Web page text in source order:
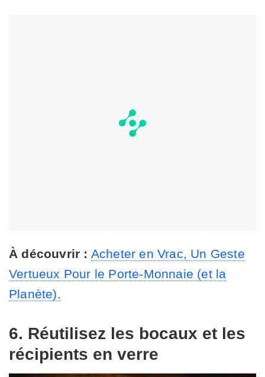
À découvrir : Acheter en Vrac, Un Geste
Vertueux Pour le Porte-Monnaie (et la
Planète).
6. Réutilisez les bocaux et les
récipients en verre